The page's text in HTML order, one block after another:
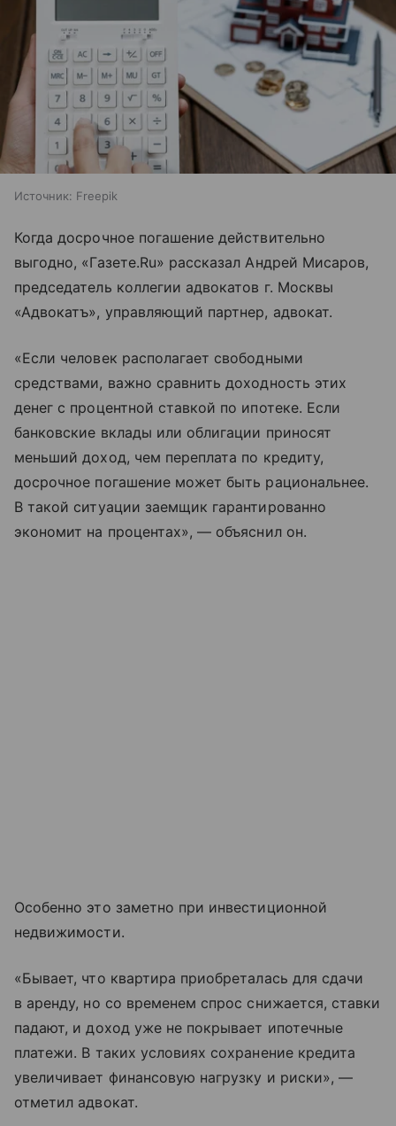
Источник: Freepik
Когда досрочное погашение действительно
выгодно, «Газете.Ru» рассказал Андрей Мисаров,
председатель коллегии адвокатов г. Москвы
«Адвокатъ», управляющий партнер, адвокат.
«Если человек располагает свободными
средствами, важно сравнить доходность этих
денег с процентной ставкой по ипотеке. Если
банковские вклады или облигации приносят
меньший доход, чем переплата по кредиту,
досрочное погашение может быть рациональнее.
В такой ситуации заемщик гарантированно
экономит на процентах», — объяснил он.
Особенно это заметно при инвестиционной
недвижимости.
«Бывает, что квартира приобреталась для сдачи
в аренду, но со временем спрос снижается, ставки
падают, и доход уже не покрывает ипотечные
платежи. В таких условиях сохранение кредита
увеличивает финансовую нагрузку и риски», —
отметил адвокат.